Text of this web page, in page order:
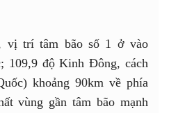
vị trí tâm bão số 1 ở vào
109,9 độ Kinh Đông, cách
khoảng 90km về phía
vùng gần tâm bão mạnh